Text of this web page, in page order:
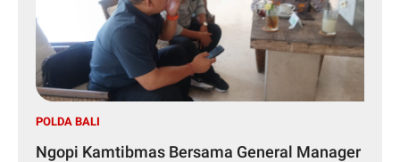
POLDA BALI
Ngopi Kamtibmas Bersama General Manager